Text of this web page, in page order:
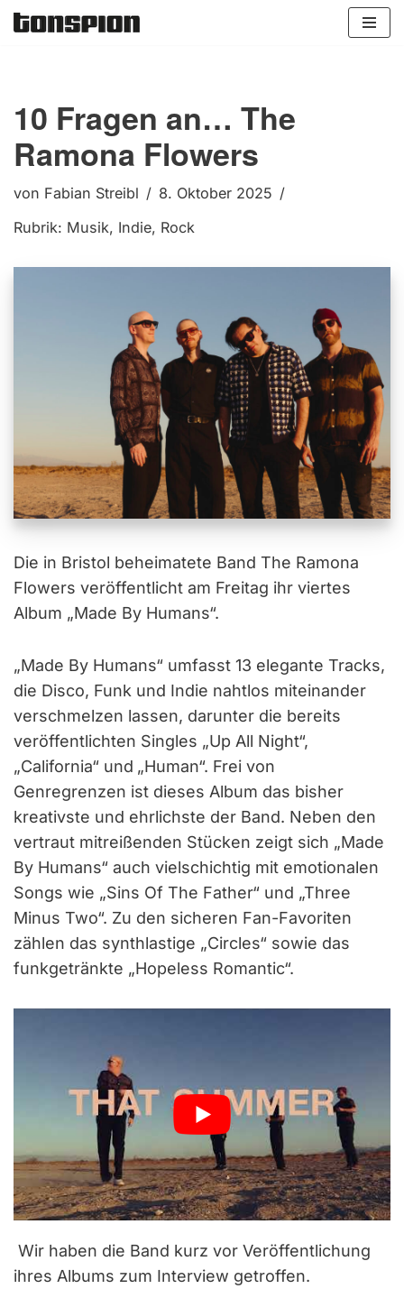
10 Fragen an… The
Ramona Flowers
von Fabian Streibl
8. Oktober 2025
Rubrik: Musik, Indie, Rock
Die in Bristol beheimatete Band The Ramona
Flowers veröffentlicht am Freitag ihr viertes
Album „Made By Humans“.
„Made By Humans“ umfasst 13 elegante Tracks,
die Disco, Funk und Indie nahtlos miteinander
verschmelzen lassen, darunter die bereits
veröffentlichten Singles „Up All Night“,
„California“ und „Human“. Frei von
Genregrenzen ist dieses Album das bisher
kreativste und ehrlichste der Band. Neben den
vertraut mitreißenden Stücken zeigt sich „Made
By Humans“ auch vielschichtig mit emotionalen
Songs wie „Sins Of The Father“ und „Three
Minus Two“. Zu den sicheren Fan-Favoriten
zählen das synthlastige „Circles“ sowie das
funkgetränkte „Hopeless Romantic“.
Wir haben die Band kurz vor Veröffentlichung
ihres Albums zum Interview getroffen.